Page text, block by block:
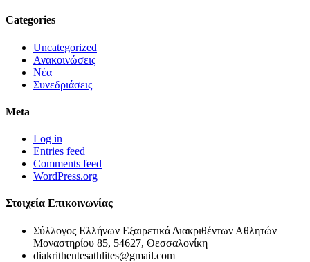
Categories
Uncategorized
Ανακοινώσεις
Νέα
Συνεδριάσεις
Meta
Log in
Entries feed
Comments feed
WordPress.org
Στοιχεία Επικοινωνίας
Σύλλογος Ελλήνων Εξαιρετικά Διακριθέντων Αθλητών
Μοναστηρίου 85, 54627, Θεσσαλονίκη
diakrithentesathlites@gmail.com